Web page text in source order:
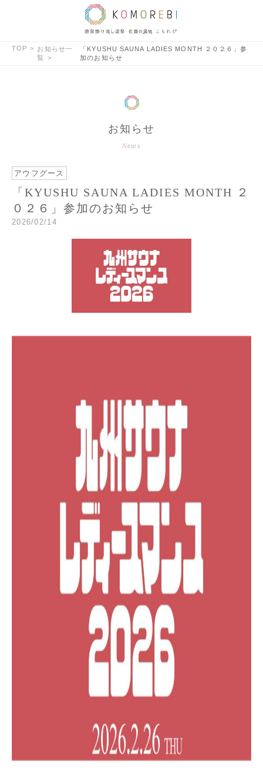
TOP
お知らせ一
覧
「KYUSHU SAUNA LADIES MONTH ２０２６」参
加のお知らせ
お知らせ
News
アウフグース
「KYUSHU SAUNA LADIES MONTH ２
０２６」参加のお知らせ
2026/02/14